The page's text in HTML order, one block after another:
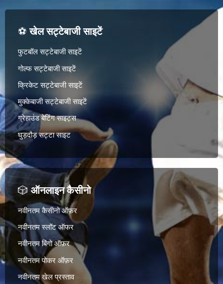
⚽खेल सट्टेबाजी साइटें
फुटबॉल सट्टेबाजी साइटें
गोल्फ सट्टेबाजी साइटें
क्रिकेट सट्टेबाजी साइटें
मुक्केबाजी सट्टेबाजी साइटें
ग्रेहाउंड बेटिंग साइट्स
घुड़दौड़ सट्टा साइट
🎲ऑनलाइन कैसीनो
नवीनतम कैसीनो ऑफ़र
नवीनतम स्लॉट ऑफर
नवीनतम बिंगो ऑफ़र
नवीनतम पोकर ऑफ़र
नवीनतम खेल प्रस्ताव